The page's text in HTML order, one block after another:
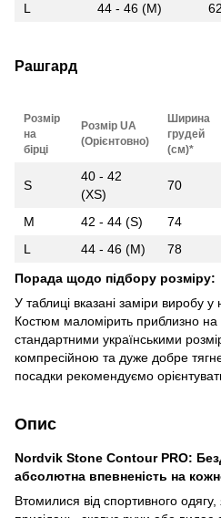
L
44 - 46 (M) 62
Рашгард
Розмір
на
бірці
Розмір UA
(Орієнтовно)
Ширина
грудей
(см)*
S
40 - 42
(XS)
70
M 42 - 44 (S) 74
L
44 - 46 (M) 78
Порада щодо підбору розміру:
У таблиці вказані заміри виробу у
Костюм маломірить приблизно на
стандартними українськими
компресійною та дуже добре
посадки рекомендуємо
Опис
Nordvik Stone Contour PRO:
абсолютна впевненість на
Втомилися від спортивного одягу,